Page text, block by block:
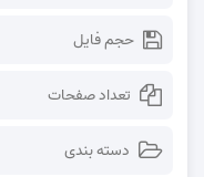
حجم فایل
تعداد صفحات
دسته بندی